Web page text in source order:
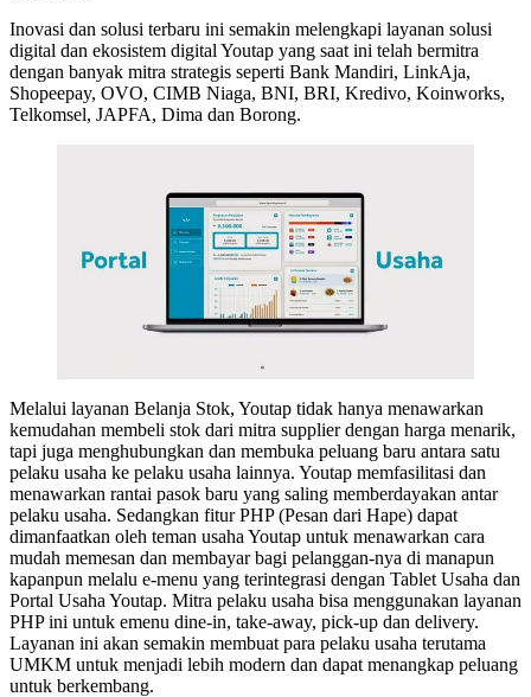
Inovasi dan solusi terbaru ini semakin melengkapi layanan solusi
digital dan ekosistem digital Youtap yang saat ini telah bermitra
dengan banyak mitra strategis seperti Bank Mandiri, LinkAja,
Shopeepay, OVO, CIMB Niaga, BNI, BRI, Kredivo, Koinworks,
Telkomsel, JAPFA, Dima dan Borong.
Melalui layanan Belanja Stok, Youtap tidak hanya menawarkan
kemudahan membeli stok dari mitra supplier dengan harga menarik,
tapi juga menghubungkan dan membuka peluang baru antara satu
pelaku usaha ke pelaku usaha lainnya. Youtap memfasilitasi dan
menawarkan rantai pasok baru yang saling memberdayakan antar
pelaku usaha. Sedangkan fitur PHP (Pesan dari Hape) dapat
dimanfaatkan oleh teman usaha Youtap untuk menawarkan cara
mudah memesan dan membayar bagi pelanggan-nya di manapun
kapanpun melalu e-menu yang terintegrasi dengan Tablet Usaha dan
Portal Usaha Youtap. Mitra pelaku usaha bisa menggunakan layanan
PHP ini untuk emenu dine-in, take-away, pick-up dan delivery.
Layanan ini akan semakin membuat para pelaku usaha terutama
UMKM untuk menjadi lebih modern dan dapat menangkap peluang
untuk berkembang.